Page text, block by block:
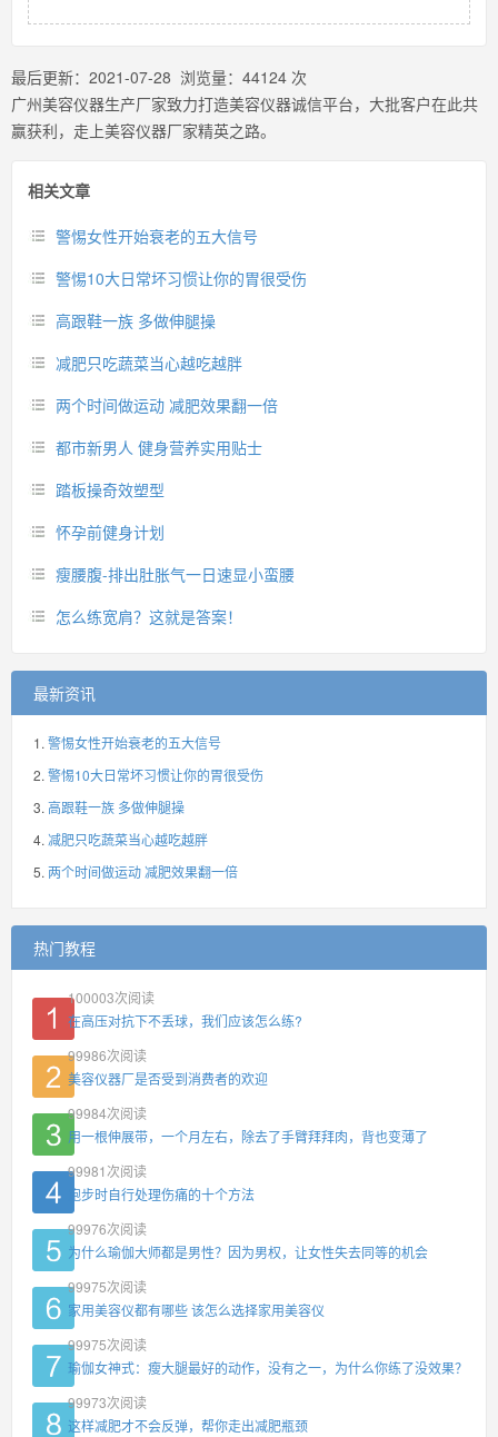
最后更新： 2021-07-28 浏览量： 44124 次
广州美容仪器生产厂家致力打造美容仪器诚信平台，大批客户在此共
赢获利，走上美容仪器厂家精英之路。
相关文章
警惕女性开始衰老的五大信号
警惕10大日常坏习惯让你的胃很受伤
高跟鞋一族 多做伸腿操
减肥只吃蔬菜当心越吃越胖
两个时间做运动 减肥效果翻一倍
都市新男人 健身营养实用贴士
踏板操奇效塑型
怀孕前健身计划
瘦腰腹-排出肚胀气一日速显小蛮腰
怎么练宽肩？这就是答案！
最新资讯
警惕女性开始衰老的五大信号
警惕10大日常坏习惯让你的胃很受伤
高跟鞋一族 多做伸腿操
减肥只吃蔬菜当心越吃越胖
两个时间做运动 减肥效果翻一倍
热门教程
100003次阅读
在高压对抗下不丢球，我们应该怎么练?
99986次阅读
美容仪器厂是否受到消费者的欢迎
99984次阅读
用一根伸展带，一个月左右，除去了手臂拜拜肉，背也变薄了
99981 次阅读
跑步时自行处理伤痛的十个方法
99976次阅读
为什么瑜伽大师都是男性？因为男权，让女性失去同等的机会
99975次阅读
家用美容仪都有哪些 该怎么选择家用美容仪
99975次阅读
瑜伽女神式：瘦大腿最好的动作，没有之一，为什么你练了没效果？
99973次阅读
这样减肥才不会反弹，帮你走出减肥瓶颈